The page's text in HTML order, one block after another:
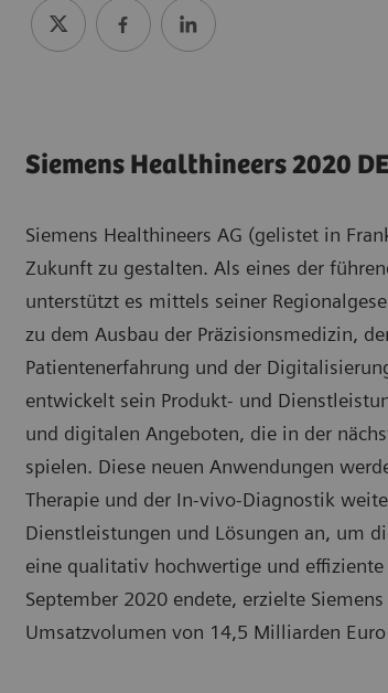
Siemens Healthineers 2020 DE
Siemens Healthineers AG (gelistet in
Zukunft zu gestalten. Als eines der
unterstützt es mittels seiner
zu dem Ausbau der Präzisionsmedizin,
Patientenerfahrung und der
entwickelt sein Produkt- und
und digitalen Angeboten, die in der
spielen. Diese neuen Anwendungen
Therapie und der In-vivo-Diagnostik
Dienstleistungen und Lösungen an, um
eine qualitativ hochwertige und
September 2020 endete, erzielte
Umsatzvolumen von 14,5 Milliarden